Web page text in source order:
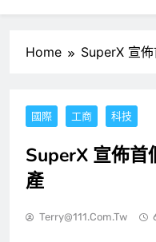
Home SuperX 宣
國際 工商 科技
SuperX 宣佈首
產
Terry@111.com.tw